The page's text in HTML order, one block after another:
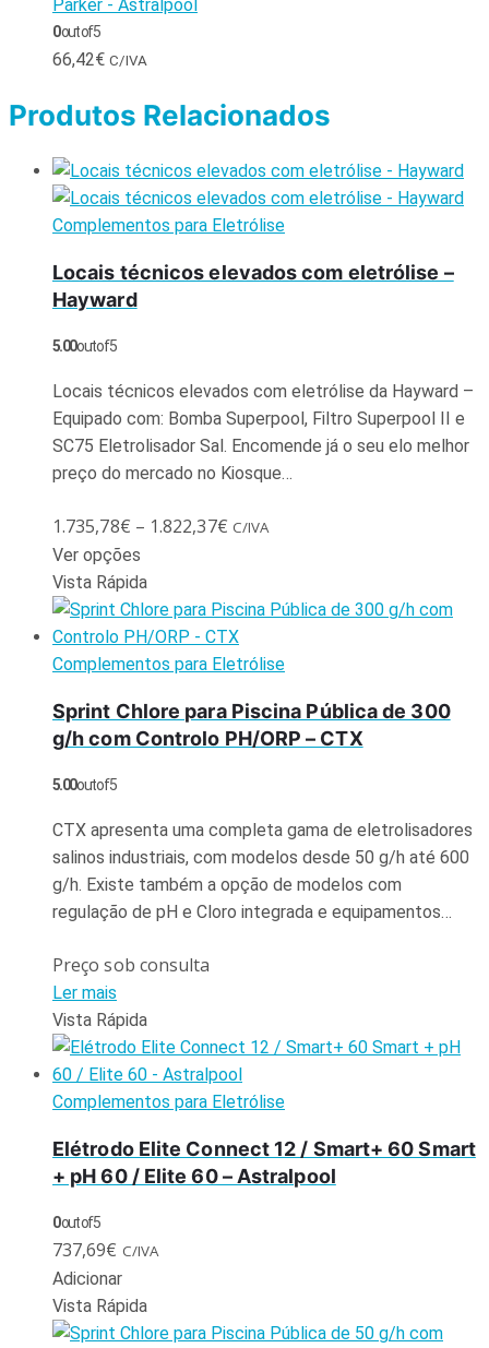
Parker - Astralpool
0out of 5
66,42€ C/IVA
Produtos Relacionados
Complementos para Eletrólise
Locais técnicos elevados com eletrólise –
Hayward
5.00out of 5
Locais técnicos elevados com eletrólise da Hayward –
Equipado com: Bomba Superpool, Filtro Superpool II e
SC75 Eletrolisador Sal. Encomende já o seu elo melhor
preço do mercado no Kiosque…
1.735,78€ – 1.822,37€ C/IVA
Ver opções
Vista Rápida
Complementos para Eletrólise
Sprint Chlore para Piscina Pública de 300
g/h com Controlo PH/ORP – CTX
5.00out of 5
CTX apresenta uma completa gama de eletrolisadores
salinos industriais, com modelos desde 50 g/h até 600
g/h. Existe também a opção de modelos com
regulação de pH e Cloro integrada e equipamentos…
Preço sob consulta
Ler mais
Vista Rápida
Complementos para Eletrólise
Elétrodo Elite Connect 12 / Smart+ 60 Smart
+ pH 60 / Elite 60 – Astralpool
0out of 5
737,69€ C/IVA
Adicionar
Vista Rápida